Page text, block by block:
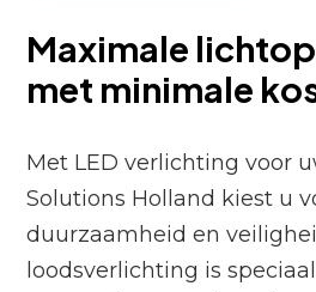
Maximale
met minimale
Met LED verlichting voor
Solutions Holland kiest u
duurzaamheid en
loodsverlichting is